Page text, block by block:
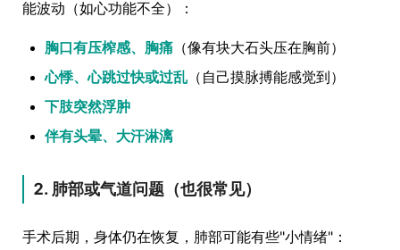
能波动（如心功能不全）：
胸口有压榨感、胸痛 （像有块大石头压在胸前）
心悸、心跳过快或过乱 （自己摸脉搏能感觉到）
下肢突然浮肿
伴有头晕、大汗淋漓
2. 肺部或气道问题（也很常见）
手术后期，身体仍在恢复，肺部可能有些"小情绪"：